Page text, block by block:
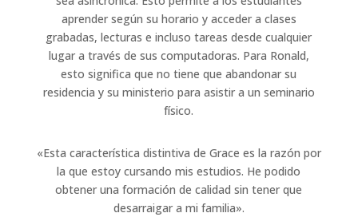
aprender según su horario y acceder a clases
grabadas, lecturas e incluso tareas desde cualquier
lugar a través de sus computadoras. Para Ronald,
esto significa que no tiene que abandonar su
residencia y su ministerio para asistir a un seminario
físico.
«Esta característica distintiva de Grace es la razón por
la que estoy cursando mis estudios. He podido
obtener una formación de calidad sin tener que
desarraigar a mi familia».